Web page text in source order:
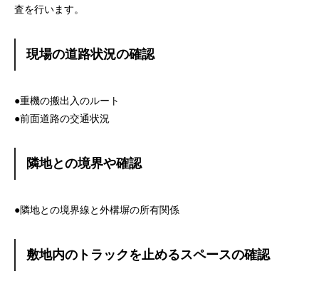
査を行います。
現場の道路状況の確認
●重機の搬出入のルート
●前面道路の交通状況
隣地との境界や確認
●隣地との境界線と外構塀の所有関係
敷地内のトラックを止めるスペースの確認